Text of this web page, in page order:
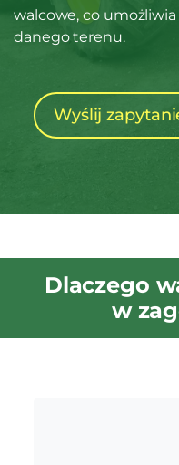
walcowe, co
danego terenu.
Wyślij
Dlaczego
w